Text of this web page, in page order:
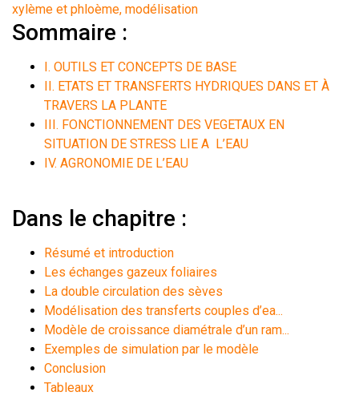
xylème et phloème, modélisation
Sommaire :
I. OUTILS ET CONCEPTS DE BASE
II. ETATS ET TRANSFERTS HYDRIQUES DANS ET À
TRAVERS LA PLANTE
III. FONCTIONNEMENT DES VEGETAUX EN
SITUATION DE STRESS LIE A L’EAU
IV. AGRONOMIE DE L’EAU
Dans le chapitre :
Résumé et introduction
Les échanges gazeux foliaires
La double circulation des sèves
Modélisation des transferts couples d’ea...
Modèle de croissance diamétrale d’un ram...
Exemples de simulation par le modèle
Conclusion
Tableaux